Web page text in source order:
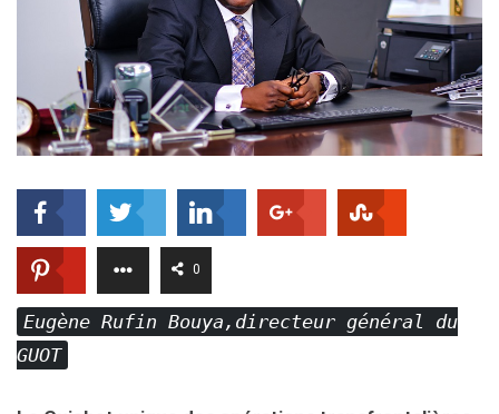
0
Eugène Rufin Bouya,directeur général du
GUOT